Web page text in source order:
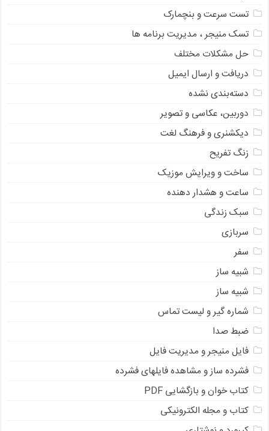
تست سرعت و بنچمارک
تسک منیجر ، مدیریت برنامه ها
حل مشکلات مختلف
دریافت و ارسال ایمیل
دسته‌بندی نشده
دوربین، عکاسی و تصویر
دیکشنری و فرهنگ لغت
زنگ تفریح
ساخت و ویرایش موزیک
ساعت و هشدار دهنده
سبک زندگی
سربازی
سفر
شبیه ساز
شبیه ساز
شماره گیر و لیست تماس
ضبط صدا
فایل منیجر و مدیریت فایل
فشرده ساز و مشاهده فایلهای فشرده
کتاب خوان و بازگشایی PDF
کتاب و مجله الکترونیکی